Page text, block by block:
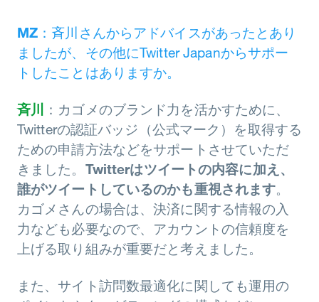
MZ ：斉川さんからアドバイスがあったとあり
ましたが、その他にTwitter Japanからサポー
トしたことはありますか。
斉川
：カゴメのブランド力を活かすために、
Twitterの認証バッジ（公式マーク）を取得する
ための申請方法などをサポートさせていただ
きました。 Twitterはツイートの内容に加え、
誰がツイートしているのかも重視されます。
カゴメさんの場合は、決済に関する情報の入
力なども必要なので、アカウントの信頼度を
上げる取り組みが重要だと考えました。
また、サイト訪問数最適化に関しても運用の